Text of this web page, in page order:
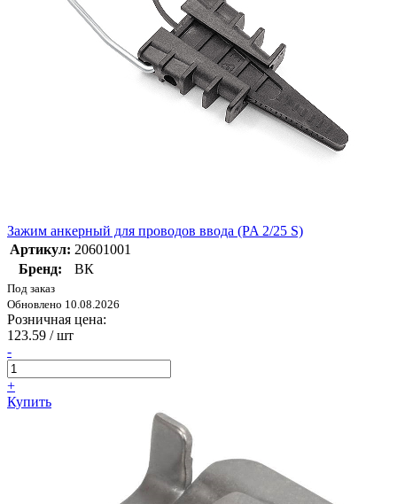
Зажим анкерный для проводов ввода (PA 2/25 S)
Артикул: 20601001
Бренд:
ВК
Под заказ
Обновлено 10.08.2026
Розничная цена:
123.59 / шт
-
+
Купить